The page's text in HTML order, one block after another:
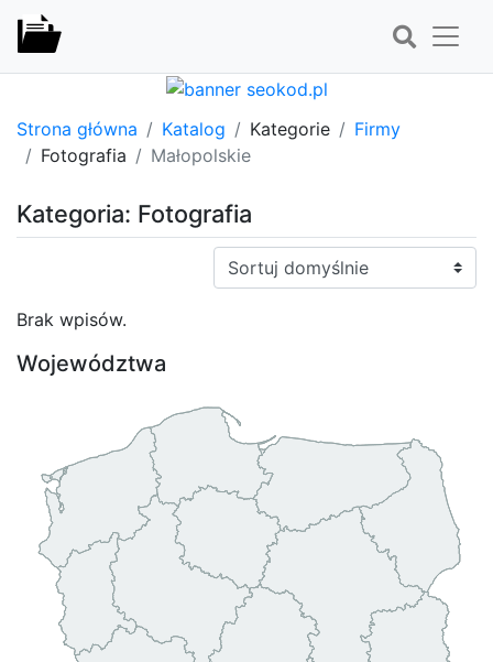
Strona główna Katalog Kategorie
Firmy
Fotografia
Małopolskie
Kategoria: Fotografia
Sortuj:
Brak wpisów.
Województwa